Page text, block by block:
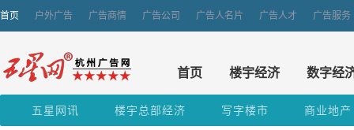
首页 户外广告 广告商情 广告公司 广告人名片 广告人才 广告服务
首页 楼宇经济 数字经
五星网讯 楼宇总部经济 写字楼市 商业地产